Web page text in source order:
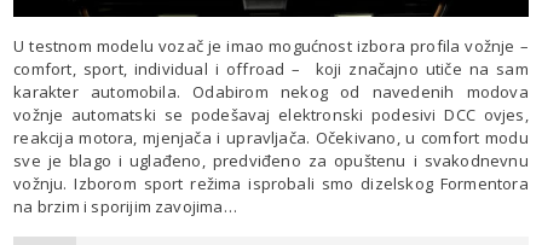
U testnom modelu vozač je imao mogućnost izbora profila vožnje –
comfort, sport, individual i offroad – koji značajno utiče na sam
karakter automobila. Odabirom nekog od navedenih modova
vožnje automatski se podešavaj elektronski podesivi DCC ovjes,
reakcija motora, mjenjača i upravljača. Očekivano, u comfort modu
sve je blago i uglađeno, predviđeno za opuštenu i svakodnevnu
vožnju. Izborom sport režima isprobali smo dizelskog Formentora
na brzim i sporijim zavojima…